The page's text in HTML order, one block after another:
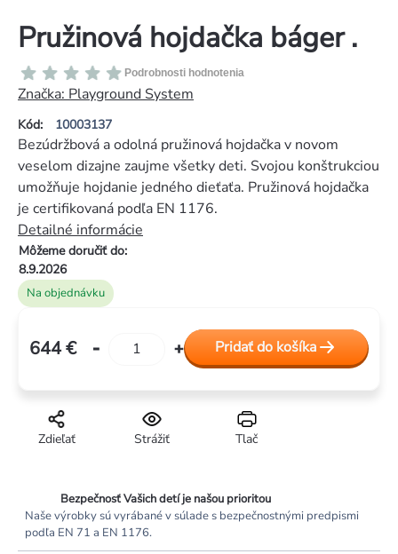
Pružinová hojdačka báger .
Kód: 10003137
Priemerné
hodnotenie
produktu
je
5
hviezdičiek.
Podrobnosti hodnotenia
Značka: Playground System
Na objednávku
Môžeme doručiť do:
8.9.2026
Bezúdržbová a odolná pružinová hojdačka v novom
veselom dizajne zaujme všetky deti. Svojou konštrukciou
umožňuje hojdanie jedného dieťaťa. Pružinová hojdačka
je certifikovaná podľa EN 1176.
Detailné informácie
Tlač
Strážiť
Zdieľať
644 €
Jednotková
Pridať do košíka
Bezpečnosť Vašich detí je našou prioritou
Naše výrobky sú vyrábané v súlade s bezpečnostnými predpismi
podľa EN 71 a EN 1176.